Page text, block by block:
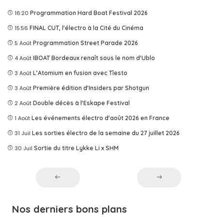
16:20 Programmation Hard Boat Festival 2026
15:56 FINAL CUT, l'électro à la Cité du Cinéma
5 Août Programmation Street Parade 2026
4 Août IBOAT Bordeaux renaît sous le nom d'Ublo
3 Août L’Atomium en fusion avec Tîesto
3 Août Première édition d'Insiders par Shotgun
2 Août Double décès à l'Eskape Festival
1 Août Les événements électro d'août 2026 en France
31 Juil Les sorties électro de la semaine du 27 juillet 2026
30 Juil Sortie du titre Lykke Li x SHM
Nos derniers bons plans